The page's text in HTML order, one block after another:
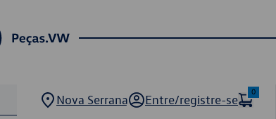
Nova Serrana Entre/registre-se
0